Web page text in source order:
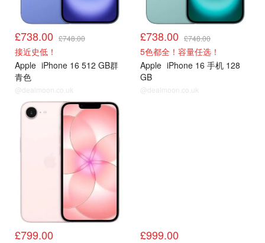
£738.00 £748.00
接近史低！
Apple iPhone 16 512 GB群
青色
@dealmoon.co.uk
£738.00 £748.00
5色都全！容量任选！
Apple iPhone 16 手机 128
GB
@dealmoon.co.uk
£799.00 £999.00